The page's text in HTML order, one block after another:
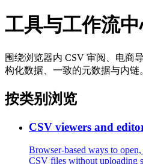
工具与工作流
围绕浏览器内 CSV 审阅、电商
构化数据、一致的元数据与内链
按类别浏览
CSV viewers and
Browser-based ways to
CSV files without uploading